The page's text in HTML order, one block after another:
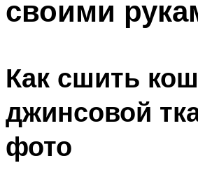
своими
Как сшить
джинсовой
фото